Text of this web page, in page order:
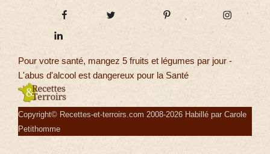
Pour votre santé, mangez 5 fruits et légumes par jour -
L'abus d'alcool est dangereux pour la Santé
Copyright© Recettes-et-terroirs.com 2008-2026 Habillé par Carole
Petithomme